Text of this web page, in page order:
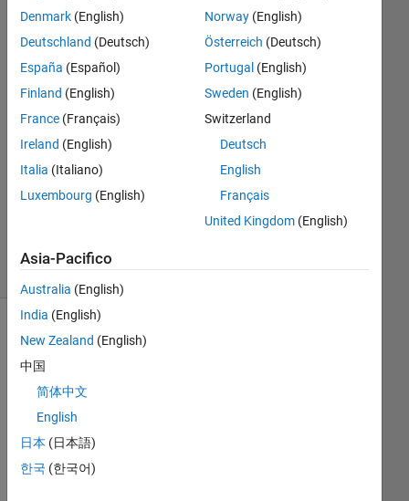
8 Mag
1
Risposta
Risposta
accettata
Aggiornato
16 Mag
Visualizzazioni
(30 giorni)
Denmark (English)
Deutschland (Deutsch)
España (Español)
Finland (English)
France (Français)
Ireland (English)
Italia (Italiano)
Luxembourg (English)
Norway(English)
Österreich (Deutsch)
Portugal (English)
Sweden (English)
Switzerland
Deutsch
English
Français
United Kingdom(English)
Asia-Pacifico
Australia (English)
India (English)
New Zealand (English)
中国
简体中文
English
日本 (日本語)
한국 (한국어)